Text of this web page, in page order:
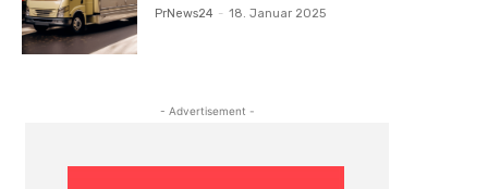
PrNews24 - 18. Januar 2025
- Advertisement -